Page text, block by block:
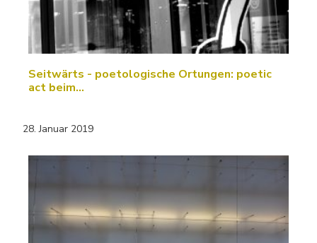
Seitwärts - poetologische Ortungen: poetic
act beim…
28. Januar 2019